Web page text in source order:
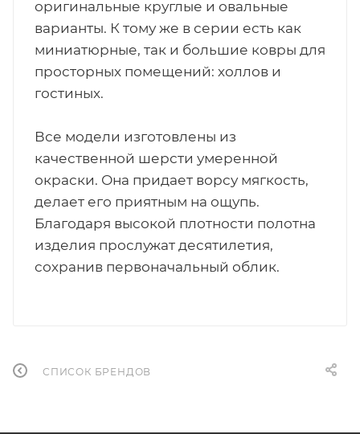
оригинальные круглые и овальные
варианты. К тому же в серии есть как
миниатюрные, так и большие ковры для
просторных помещений: холлов и
гостиных.
Все модели изготовлены из
качественной шерсти умеренной
окраски. Она придает ворсу мягкость,
делает его приятным на ощупь.
Благодаря высокой плотности полотна
изделия прослужат десятилетия,
сохранив первоначальный облик.
СПИСОК БРЕНДОВ